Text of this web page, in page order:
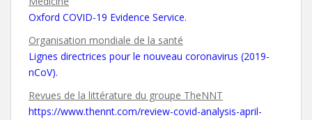
Oxford COVID-19 Evidence Service.
Organisation mondiale de la santé
Lignes directrices pour le nouveau coronavirus (2019-
nCoV).
Revues de la littérature du groupe TheNNT
https://www.thennt.com/review-covid-analysis-april-